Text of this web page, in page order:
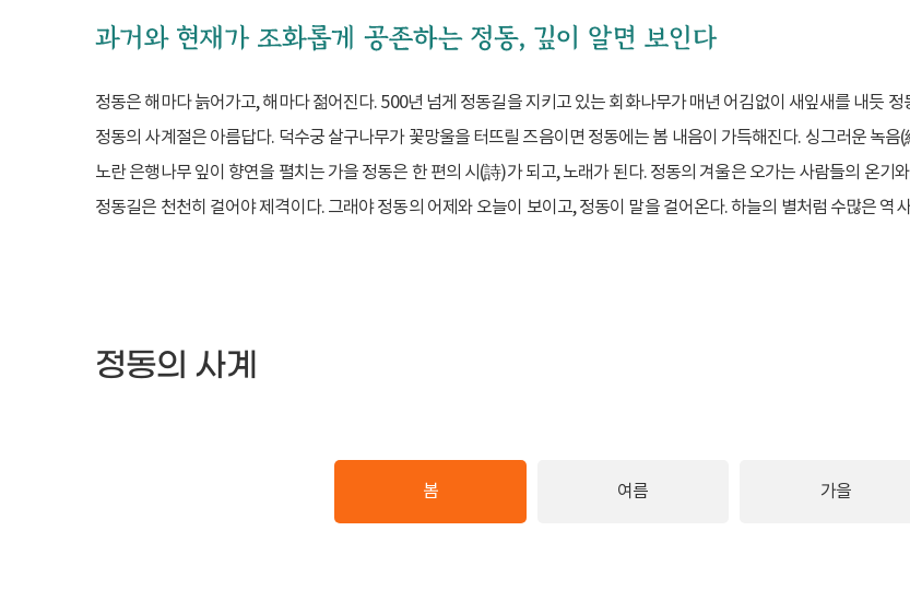
정동은 해마다 늙어가고, 해마다 젊어진다. 500년 넘게 정동길을 지키고 있는 회화나무가 매년 어김없이 새잎새를 내듯
정동의 사계절은 아름답다. 덕수궁 살구나무가 꽃망울을 터뜨릴 즈음이면 정동에는 봄 내음이 가득해진다. 싱그러운 녹
노란 은행나무 잎이 향연을 펼치는 가을 정동은 한 편의 시(詩)가 되고, 노래가 된다. 정동의 겨울은 오가는 사람들의 온기
정동길은 천천히 걸어야 제격이다. 그래야 정동의 어제와 오늘이 보이고, 정동이 말을 걸어온다. 하늘의 별처럼 수많은
정동의 사계
봄 여름 가을